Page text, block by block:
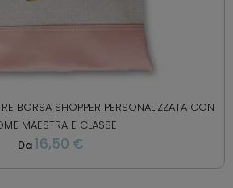
BORSA SHOPPER PERSONALIZZATA CON
MAESTRA E CLASSE
Da16,50 €